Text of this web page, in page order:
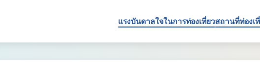
แรงบันดาลใจในการท่องเที่ยวสถานที่ท่องเ